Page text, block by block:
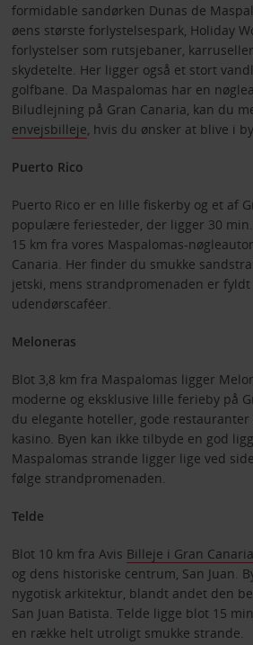
formidable sandørken Dunas de
øens største forlystelsespark, Holiday
forlystelser som rutsjebaner,
skydetelte. Her ligger også et stort
golfbane. Da Maspalomas har en
Biludlejning på Gran Canaria, kan du
envejsbilleje , hvis du ønsker at blive i
Puerto Rico
Puerto Rico er en lille fiskerby og et af
populære feriesteder, der ligger 30
15 km fra vores Maspalomas-
Canaria. Her finder du smukke
jetski, mens strandpromenaden er
udendørscaféer.
Meloneras
Blot 3,8 km fra Maspalomas ligger
moderne og eksklusive lille ferieby på
du elegante hoteller, gode
kasino. Byen kan ikke tilbyde en god
Maspalomas strande ligger lige ved
følge strandpromenaden.
Telde
Blot 10 km fra Avis Billeje i Gran
og dens historiske centrum, San Juan.
nygotisk arkitektur, blandt andet den
San Juan Batista. Telde ligge blot 15
en række helt utroligt smukke strande.